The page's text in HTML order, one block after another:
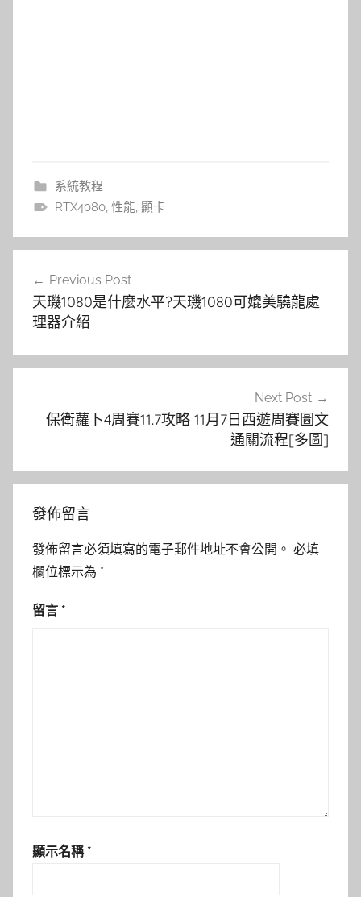
系統教程
RTX4080, 性能, 顯卡
導
覽
Previous Post
天璣1080是什麼水平?天璣1080可媲美驍龍處
理器介紹
Next Post
保衛蘿卜4周賽11.7攻略 11月7日西遊周賽圖文
通關流程[多圖]
發佈留言
發佈留言必須填寫的電子郵件地址不會公開。 必填
欄位標示為 *
留言 *
顯示名稱 *